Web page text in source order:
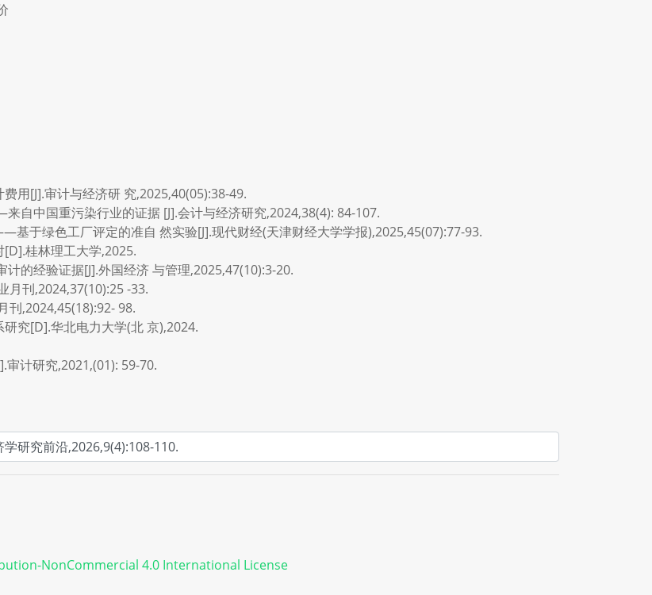
用[J].审计与经济研 究,2025,40(05):38-49.
自中国重污染行业的证据 [J].会计与经济研究,2024,38(4): 84-107.
于绿色工厂评定的准自 然实验[J].现代财经(天津财经大学学报),2025,45(07):77-93.
桂林理工大学,2025.
的经验证据[J].外国经济 与管理,2025,47(10):3-20.
月刊,2024,37(10):25 -33.
刊,2024,45(18):92- 98.
究[D].华北电力大学(北 京),2024.
审计研究,2021,(01): 59-70.
NonCommercial 4.0 International License